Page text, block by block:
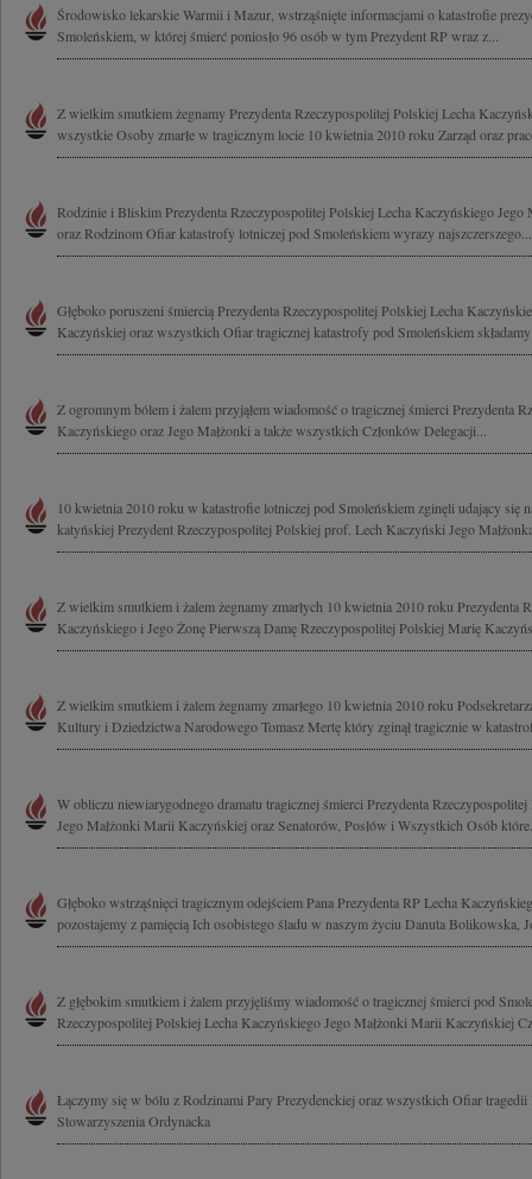
Środowisko lekarskie Warmii i Mazur, wstrząśnięte informacjami o katastrofie
Smoleńskiem, w której śmierć poniosło 96 osób w tym Prezydent RP wraz z...
Z wielkim smutkiem żegnamy Prezydenta Rzeczypospolitej Polskiej Lecha
wszystkie Osoby zmarłe w tragicznym locie 10 kwietnia 2010 roku Zarząd oraz
Rodzinie i Bliskim Prezydenta Rzeczypospolitej Polskiej Lecha Kaczyńskiego
oraz Rodzinom Ofiar katastrofy lotniczej pod Smoleńskiem wyrazy najszczerszego...
Głęboko poruszeni śmiercią Prezydenta Rzeczypospolitej Polskiej Lecha
Kaczyńskiej oraz wszystkich Ofiar tragicznej katastrofy pod Smoleńskiem
Z ogromnym bólem i żalem przyjąłem wiadomość o tragicznej śmierci Prezydenta
Kaczyńskiego oraz Jego Małżonki a także wszystkich Członków Delegacji...
10 kwietnia 2010 roku w katastrofie lotniczej pod Smoleńskiem zginęli udający się
katyńskiej Prezydent Rzeczypospolitej Polskiej prof. Lech Kaczyński Jego
Z wielkim smutkiem i żalem żegnamy zmarłych 10 kwietnia 2010 roku Prezydenta
Kaczyńskiego i Jego Żonę Pierwszą Damę Rzeczypospolitej Polskiej Marię
Z wielkim smutkiem i żalem żegnamy zmarłego 10 kwietnia 2010 roku
Kultury i Dziedzictwa Narodowego Tomasz Mertę który zginął tragicznie w
W obliczu niewiarygodnego dramatu tragicznej śmierci Prezydenta
Jego Małżonki Marii Kaczyńskiej oraz Senatorów, Posłów i Wszystkich Osób
Głęboko wstrząśnięci tragicznym odejściem Pana Prezydenta RP Lecha
pozostajemy z pamięcią Ich osobistego śladu w naszym życiu Danuta Bolikowska,
Z głębokim smutkiem i żalem przyjęliśmy wiadomość o tragicznej śmierci pod
Rzeczypospolitej Polskiej Lecha Kaczyńskiego Jego Małżonki Marii Kaczyńskiej
Łączymy się w bólu z Rodzinami Pary Prezydenckiej oraz wszystkich Ofiar tragedii
Stowarzyszenia Ordynacka